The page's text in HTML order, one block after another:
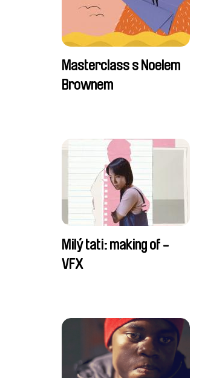
Masterclass s Noelem
Brownem
Milý tati: making of -
VFX